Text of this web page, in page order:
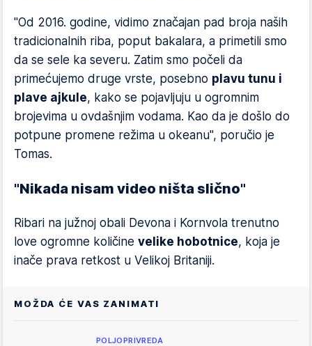
"Od 2016. godine, vidimo značajan pad broja naših
tradicionalnih riba, poput bakalara, a primetili smo
da se sele ka severu. Zatim smo počeli da
primećujemo druge vrste, posebno plavu tunu i
plave ajkule, kako se pojavljuju u ogromnim
brojevima u ovdašnjim vodama. Kao da je došlo do
potpune promene režima u okeanu", poručio je
Tomas.
"Nikada nisam video ništa slično"
Ribari na južnoj obali Devona i Kornvola trenutno
love ogromne količine velike hobotnice, koja je
inače prava retkost u Velikoj Britaniji.
MOŽDA ĆE VAS ZANIMATI
POLJOPRIVREDA